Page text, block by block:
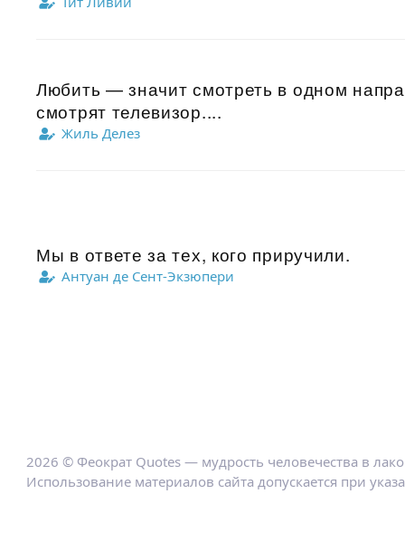
Любить — значит смотреть в одном
смотрят телевизор....
Жиль Делез
Мы в ответе за тех, кого приручили.
Антуан де Сент-Экзюпери
2026 © Феократ Quotes — мудрость человечества в
Использование материалов сайта допускается при